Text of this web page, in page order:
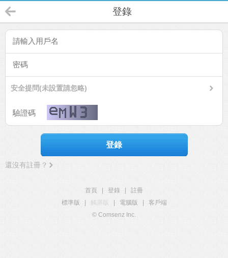
登錄
安全提問(未設置請忽略)
登錄
還沒有註冊？
首頁 登錄
註冊
標準版
觸屏版 電腦版
客戶端
© Comsenz Inc.